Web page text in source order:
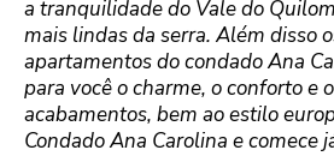
a tranquilidade do Vale do
mais lindas da serra. Além disso
apartamentos do condado Ana
para você o charme, o conforto e
acabamentos, bem ao estilo
Condado Ana Carolina e comece